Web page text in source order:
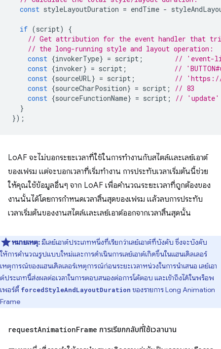
const styleLayoutDuration = endTime -
if (script)
{
// Get attribution for the event handler that
// the long-running style and layout operation:
const {invokerType} = script ;
// 'event-
const {invoker} = script ;
//
const {sourceURL} = script ;
// 'https://
const {sourceCharPosition} = script ;
// 83
const {sourceFunctionName} = script ;
// 'update'
}
});
LoAF จะไม่บอกระยะเวลาที่ใช้ในการทำงานกับสไตล์และเลย์เอาต์
ของเฟรม แต่จะบอกเวลาที่เริ่มทำงาน การประทับเวลาเริ่มต้นนี้ช่วย
ให้คุณใช้ข้อมูลอื่นๆ จาก LoAF เพื่อคำนวณระยะเวลาที่ถูกต้องของ
งานนั้นได้โดยการกำหนดเวลาสิ้นสุดของเฟรม แล้วลบการประทับ
เวลาเริ่มต้นของงานสไตล์และเลย์เอาต์ออกจากเวลาสิ้นสุดนั้น
หมายเหตุ:มีเลย์เอาต์ประเภทหนึ่งที่เรียกว่าเลย์เอาต์ที่บังคับ ซึ่งจะบังคับ
ให้การคำนวณรูปแบบใหม่และการดำเนินการเลย์เอาต์เกิดขึ้นในแฮนเดิลเลอร์
เหตุการณ์ของแฮนเดิลเลอร์เหตุการณ์ก่อนระยะเวลาหน่วงในการนำเสนอ เลย์เอา
ต์ประเภทนี้ส่งผลต่อเวลาในการตอบสนองต่อการโต้ตอบ และเข้าถึงได้ในพร็อพ
เพอร์ตี้ forcedStyleAndLayoutDuration ของรายการ Long Animation
Frame
requestAnimationFrame การเรียกกลับที่ใช้เวลานาน